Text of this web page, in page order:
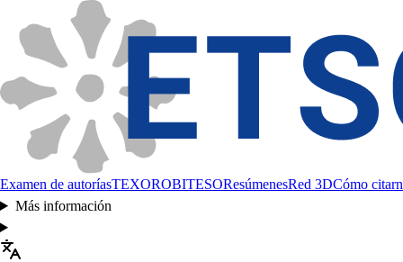
Examen de autoríasTEXOROBITESOResúmenesRed 3DCómo
Más información